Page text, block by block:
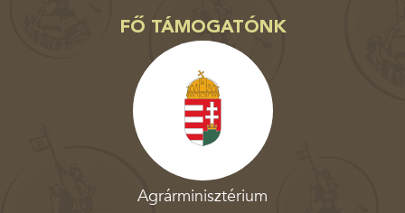
FŐ TÁMOGATÓNK
Agrárminisztérium